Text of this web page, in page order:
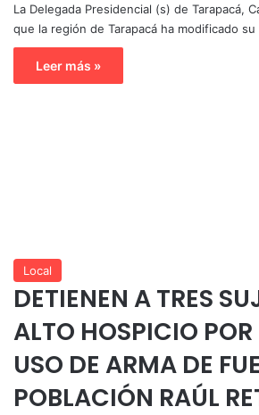
La Delegada Presidencial (s) de Tarapacá,
que la región de Tarapacá ha modificado
Leer más »
Local
DETIENEN A TRES
ALTO HOSPICIO POR
USO DE ARMA DE
POBLACIÓN RAÚL